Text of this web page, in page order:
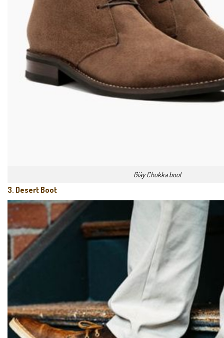
Giày Chukka boot
3. Desert Boot